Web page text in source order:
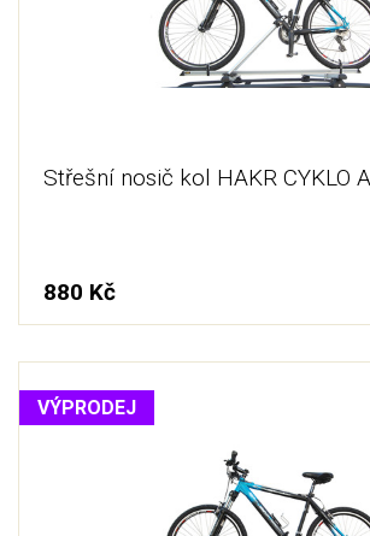
Střešní nosič kol HAKR CYKLO
880 Kč
VÝPRODEJ